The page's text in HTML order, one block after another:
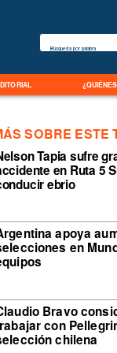
Búsqueda por palabra
Tapia sufre
en Ruta 5
ebrio
apoya
en
Bravo
con
chilena
SOBRE ESTE